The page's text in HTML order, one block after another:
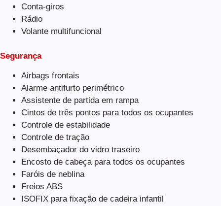
Conta-giros
Rádio
Volante multifuncional
Segurança
Airbags frontais
Alarme antifurto perimétrico
Assistente de partida em rampa
Cintos de três pontos para todos os ocupantes
Controle de estabilidade
Controle de tração
Desembaçador do vidro traseiro
Encosto de cabeça para todos os ocupantes
Faróis de neblina
Freios ABS
ISOFIX para fixação de cadeira infantil